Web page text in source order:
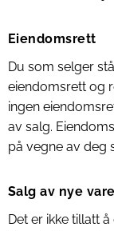
Eiendomsrett
Du som selger
eiendomsrett og
ingen
av salg.
på vegne av deg
Salg av nye
Det er ikke tillatt